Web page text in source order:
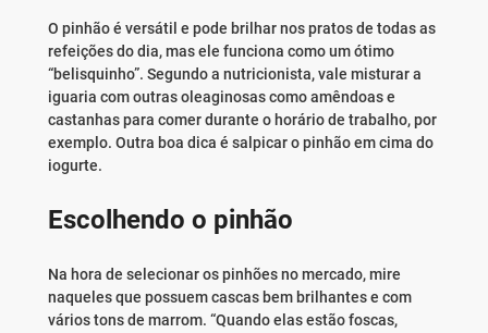
O pinhão é versátil e pode brilhar nos pratos de todas as
refeições do dia, mas ele funciona como um ótimo
“belisquinho”. Segundo a nutricionista, vale misturar a
iguaria com outras oleaginosas como amêndoas e
castanhas para comer durante o horário de trabalho, por
exemplo. Outra boa dica é salpicar o pinhão em cima do
iogurte.
Escolhendo o pinhão
Na hora de selecionar os pinhões no mercado, mire
naqueles que possuem cascas bem brilhantes e com
vários tons de marrom. “Quando elas estão foscas,